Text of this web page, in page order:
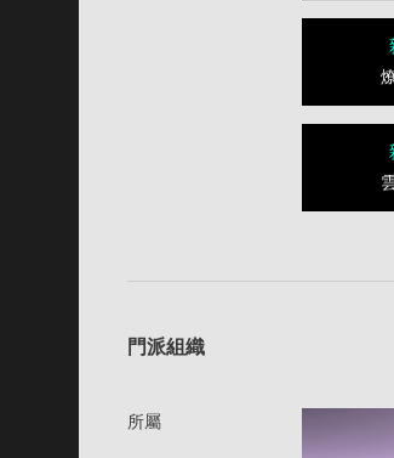
門派組織
所屬